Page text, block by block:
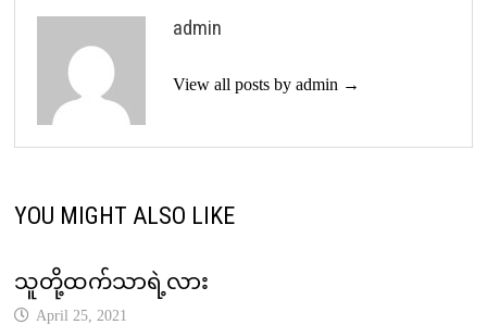
admin
View all posts by admin →
YOU MIGHT ALSO LIKE
သူတို့ထက်သာရဲ့လား
April 25, 2021